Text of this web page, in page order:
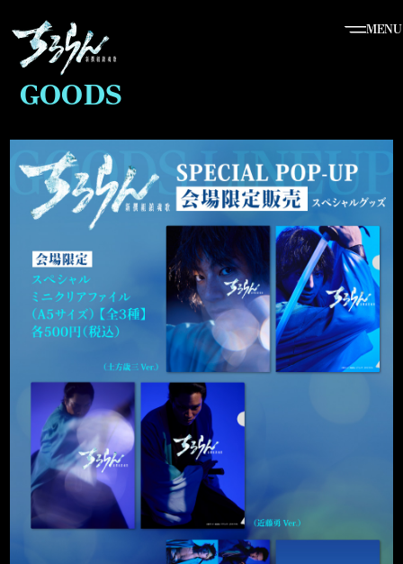
MENU
GOODS